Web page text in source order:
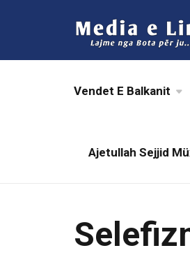
Vendet E Balkanit
Ajetullah Sejjid